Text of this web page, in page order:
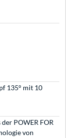
135° mit 10
POWER FOR
von